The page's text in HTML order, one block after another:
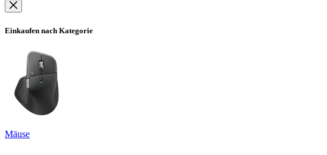
Einkaufen nach Kategorie
Mäuse